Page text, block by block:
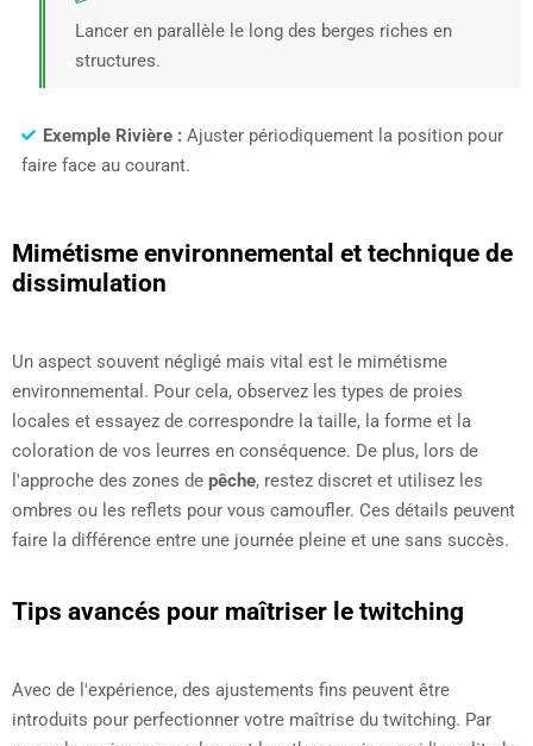
Lancer en parallèle le long des berges riches en
structures.
Exemple Rivière :Ajuster périodiquement la position pour
faire face au courant.
Mimétisme environnemental et technique de
dissimulation
Un aspect souvent négligé mais vital est le mimétisme
environnemental. Pour cela, observez les types de proies
locales et essayez de correspondre la taille, la forme et la
coloration de vos leurres en conséquence. De plus, lors de
l'approche des zones de pêche, restez discret et utilisez les
ombres ou les reflets pour vous camoufler. Ces détails peuvent
faire la différence entre une journée pleine et une sans succès.
Tips avancés pour maîtriser le twitching
Avec de l'expérience, des ajustements fins peuvent être
introduits pour perfectionner votre maîtrise du twitching. Par